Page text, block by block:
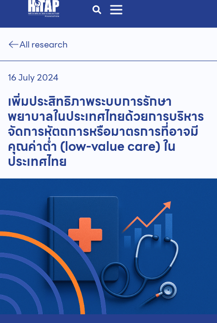
All research
16 July 2024
เพิ่มประสิทธิภาพระบบการรักษา
พยาบาลในประเทศไทยด้วยการบริหาร
จัดการหัตถการหรือมาตรการที่อาจมี
คุณค่าตํ่า (low-value care) ใน
ประเทศไทย